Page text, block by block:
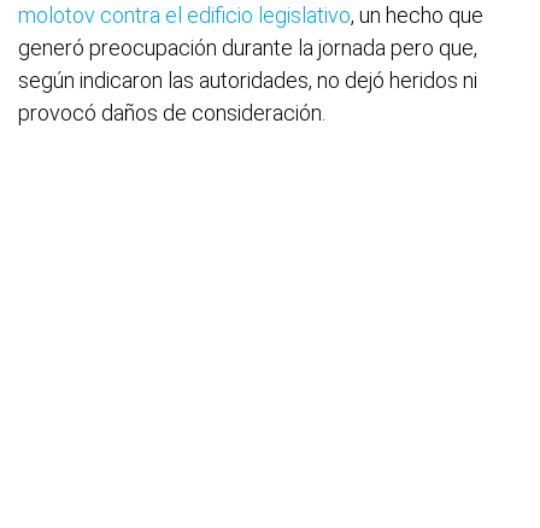
molotov contra el edificio legislativo, un hecho que
generó preocupación durante la jornada pero que,
según indicaron las autoridades, no dejó heridos ni
provocó daños de consideración.